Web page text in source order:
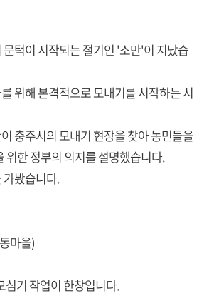
턱이 시작되는 절기인 '소만'이 지났습
위해 본격적으로 모내기를 시작하는 시
충주시의 모내기 현장을 찾아 농민들을
위한 정부의 의지를 설명했습니다.
봤습니다.
마을)
심기 작업이 한창입니다.